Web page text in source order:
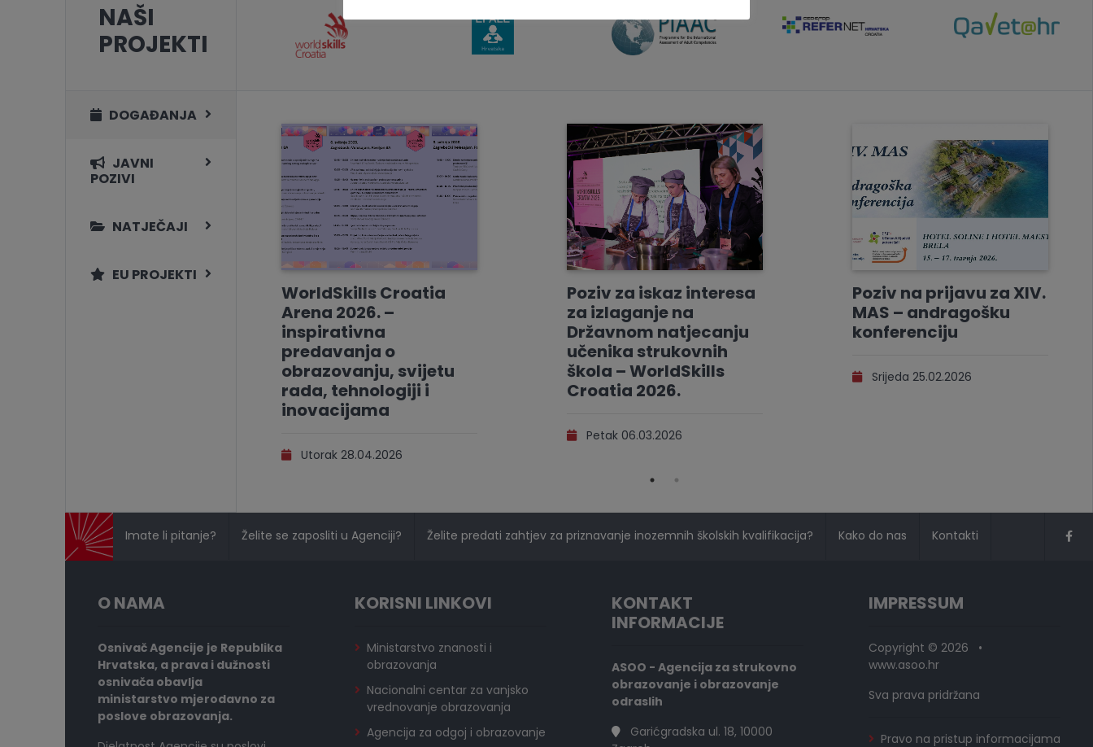
NAŠI
PROJEKTI
DOGAĐANJA
JAVNI
POZIVI
NATJEČAJI
EU PROJEKTI
WorldSkills Croatia
Arena 2026. –
inspirativna
predavanja o
obrazovanju, svijetu
rada, tehnologiji i
inovacijama
Utorak 28.04.2026
Poziv za iskaz interesa
za izlaganje na
Državnom natjecanju
učenika strukovnih
škola – WorldSkills
Croatia 2026.
Petak 06.03.2026
Poziv na prijavu za XIV.
MAS – andragošku
konferenciju
Srijeda 25.02.2026
Imate li pitanje? Želite se zaposliti u Agenciji? Želite predati zahtjev za priznavanje inozemnih školskih kvalifikacija? Kako do nas Kontakti
O NAMA
Osnivač Agencije je Republika
Hrvatska, a prava i dužnosti
osnivača obavlja
ministarstvo mjerodavno za
poslove obrazovanja.
KORISNI LINKOVI
Ministarstvo znanosti i
obrazovanja
Nacionalni centar za vanjsko
vrednovanje obrazovanja
Agencija za odgoj i obrazovanje
KONTAKT
INFORMACIJE
ASOO - Agencija za strukovno
obrazovanje i obrazovanje
odraslih
Garićgradska ul. 18, 10000
IMPRESSUM
Copyright © 2026 •
www.asoo.hr
Sva prava pridržana
Pravo na pristup informacijama